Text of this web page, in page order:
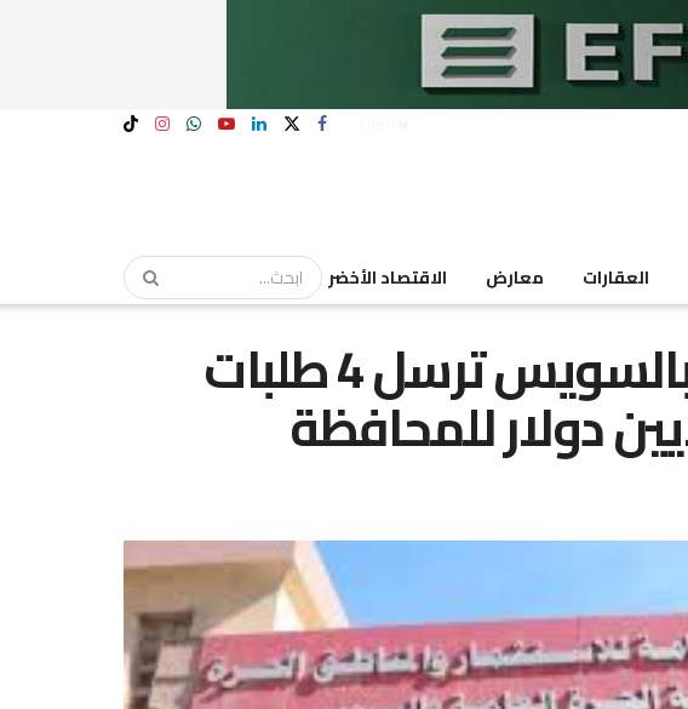
العقارات معارض الاقتصاد الأخضر
“المنطقة الحرة” بالسويس ترسل 4 طلبات